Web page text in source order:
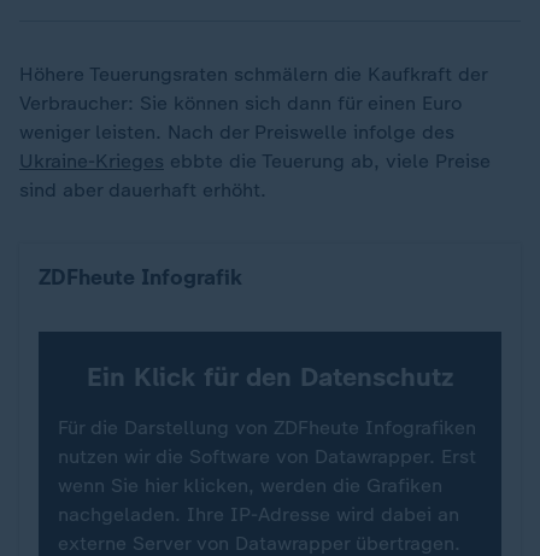
Höhere Teuerungsraten schmälern die Kaufkraft der
Verbraucher: Sie können sich dann für einen Euro
weniger leisten. Nach der Preiswelle infolge des
Ukraine-Krieges ebbte die Teuerung ab, viele Preise
sind aber dauerhaft erhöht.
ZDFheute Infografik
Ein Klick für den Datenschutz
Für die Darstellung von ZDFheute Infografiken
nutzen wir die Software von Datawrapper. Erst
wenn Sie hier klicken, werden die Grafiken
nachgeladen. Ihre IP-Adresse wird dabei an
externe Server von Datawrapper übertragen.